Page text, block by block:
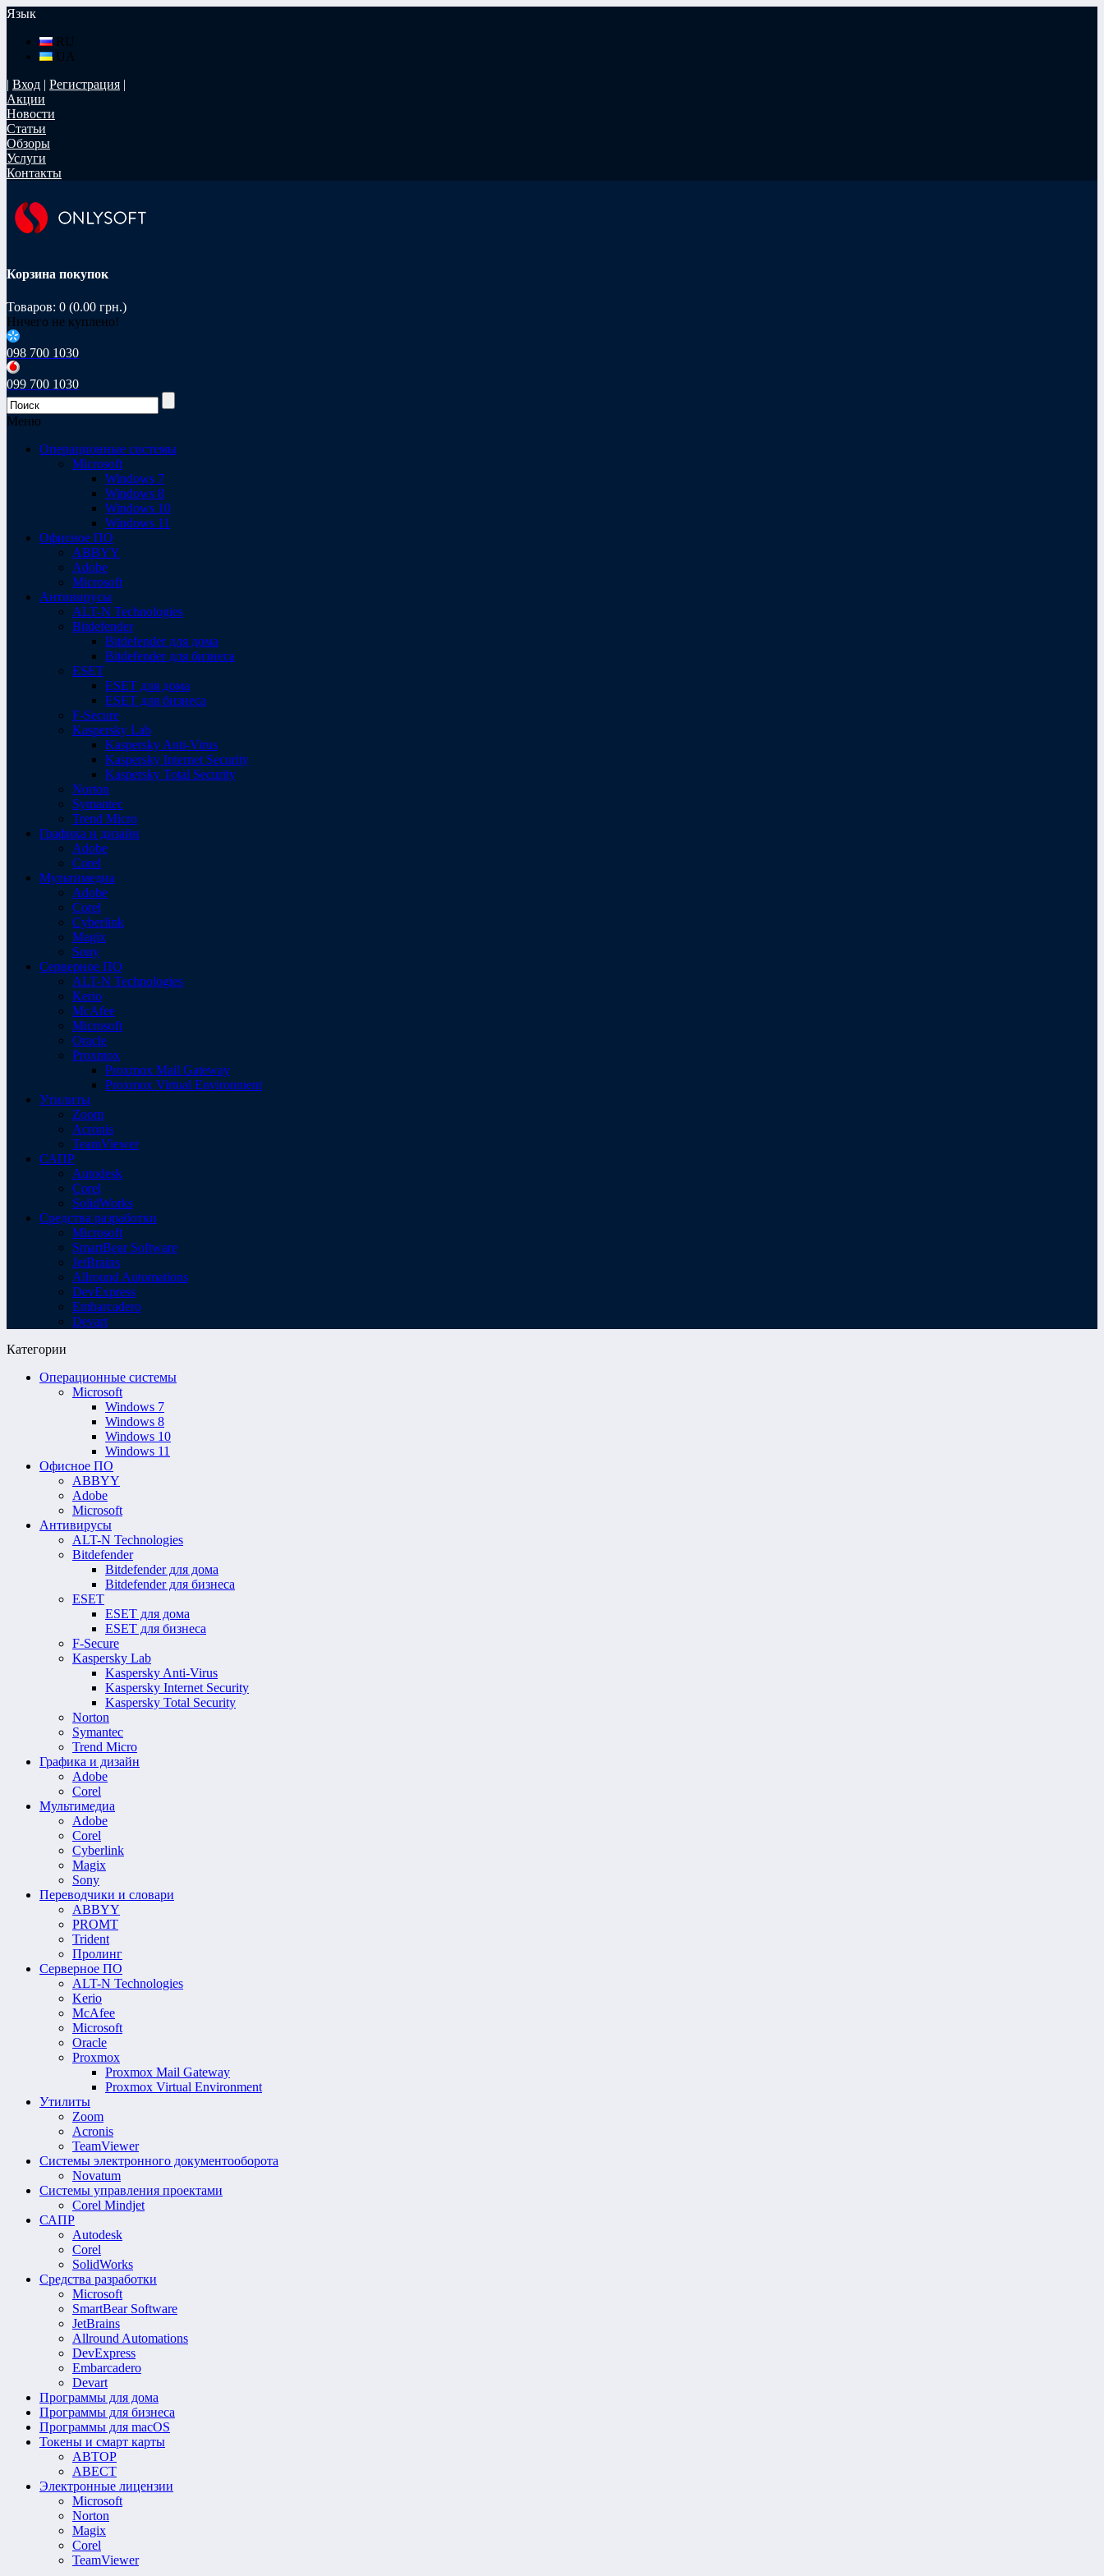
Язык
RU
UA
| Вход | Регистрация |
Акции
Новости
Статьи
Обзоры
Услуги
Контакты
Корзина покупок
Товаров: 0 (0.00 грн.)
Ничего не куплено!
098 700 1030
099 700 1030
Меню
Операционные системы
Microsoft
Windows 7
Windows 8
Windows 10
Windows 11
Офисное ПО
ABBYY
Adobe
Microsoft
Антивирусы
ALT-N Technologies
Bitdefender
Bitdefender для дома
Bitdefender для бизнеса
ESET
ESET для дома
ESET для бизнеса
F-Secure
Kaspersky Lab
Kaspersky Anti-Virus
Kaspersky Internet Security
Kaspersky Total Security
Norton
Symantec
Trend Micro
Графика и дизайн
Adobe
Corel
Мультимедиа
Adobe
Corel
Cyberlink
Magix
Sony
Серверное ПО
ALT-N Technologies
Kerio
McAfee
Microsoft
Oracle
Proxmox
Proxmox Mail Gateway
Proxmox Virtual Environment
Утилиты
Zoom
Acronis
TeamViewer
САПР
Autodesk
Corel
SolidWorks
Средства разработки
Microsoft
SmartBear Software
JetBrains
Allround Automations
DevExpress
Embarcadero
Devart
Категории
Операционные системы
Microsoft
Windows 7
Windows 8
Windows 10
Windows 11
Офисное ПО
ABBYY
Adobe
Microsoft
Антивирусы
ALT-N Technologies
Bitdefender
Bitdefender для дома
Bitdefender для бизнеса
ESET
ESET для дома
ESET для бизнеса
F-Secure
Kaspersky Lab
Kaspersky Anti-Virus
Kaspersky Internet Security
Kaspersky Total Security
Norton
Symantec
Trend Micro
Графика и дизайн
Adobe
Corel
Мультимедиа
Adobe
Corel
Cyberlink
Magix
Sony
Переводчики и словари
ABBYY
PROMT
Trident
Пролинг
Серверное ПО
ALT-N Technologies
Kerio
McAfee
Microsoft
Oracle
Proxmox
Proxmox Mail Gateway
Proxmox Virtual Environment
Утилиты
Zoom
Acronis
TeamViewer
Системы электронного документооборота
Novatum
Системы управления проектами
Corel Mindjet
САПР
Autodesk
Corel
SolidWorks
Средства разработки
Microsoft
SmartBear Software
JetBrains
Allround Automations
DevExpress
Embarcadero
Devart
Программы для дома
Программы для бизнеса
Программы для macOS
Токены и смарт карты
АВТОР
АВЕСТ
Электронные лицензии
Microsoft
Norton
Magix
Corel
TeamViewer